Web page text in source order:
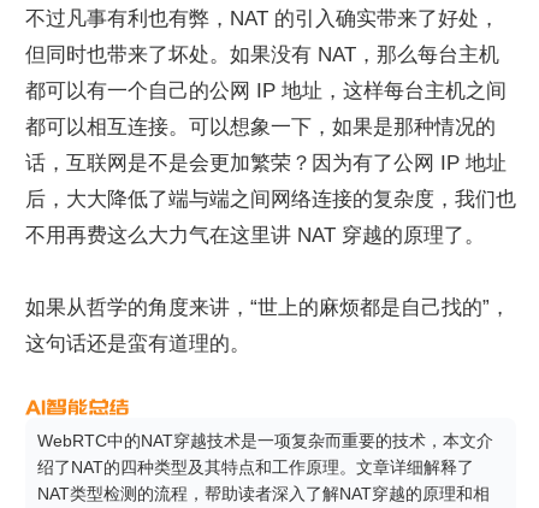
不过凡事有利也有弊，NAT 的引入确实带来了好处，
但同时也带来了坏处。如果没有 NAT，那么每台主机
都可以有一个自己的公网 IP 地址，这样每台主机之间
都可以相互连接。可以想象一下，如果是那种情况的
话，互联网是不是会更加繁荣？因为有了公网 IP 地址
后，大大降低了端与端之间网络连接的复杂度，我们也
不用再费这么大力气在这里讲 NAT 穿越的原理了。
如果从哲学的角度来讲，“世上的麻烦都是自己找的”，
这句话还是蛮有道理的。
WebRTC中的NAT穿越技术是一项复杂而重要的技术，本文介
绍了NAT的四种类型及其特点和工作原理。文章详细解释了
NAT类型检测的流程，帮助读者深入了解NAT穿越的原理和相